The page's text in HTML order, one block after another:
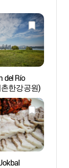
티벌)
del Río
한강공원)